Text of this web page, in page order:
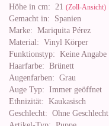
Höhe in cm: 21 (Zoll-Ansicht)
Gemacht in: Spanien
Marke: Mariquita Pérez
Material: Vinyl Körper
Funktionstyp: Keine Angabe
Haarfarbe: Brünett
Augenfarben: Grau
Auge Typ: Immer geöffnet
Ethnizität: Kaukasisch
Geschlecht: Ohne Geschlecht